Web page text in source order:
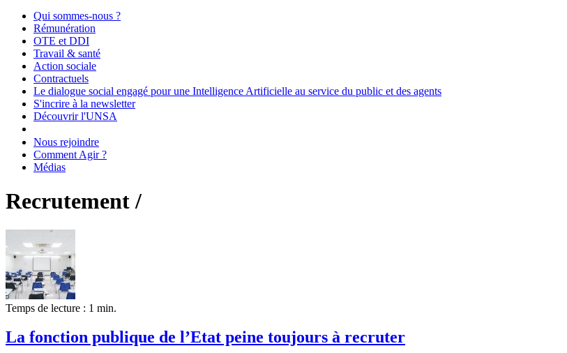
Qui sommes-nous ?
Rémunération
OTE et DDI
Travail & santé
Action sociale
Contractuels
Le dialogue social engagé pour une Intelligence Artificielle au service du public et des agents
S'incrire à la newsletter
Découvrir l'UNSA
Nous rejoindre
Comment Agir ?
Médias
Recrutement /
Temps de lecture : 1 min.
La fonction publique de l’Etat peine toujours à recruter